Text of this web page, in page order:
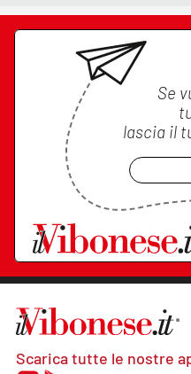
Se
lascia il
Scarica tutte le nostre